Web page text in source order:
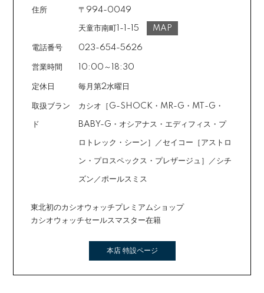
住所 〒994-0049
天童市南町1-1-15 MAP
電話番号 023-654-5626
営業時間 10:00～18:30
定休日 毎月第2水曜日
取扱ブラン
ド
カシオ［G-SHOCK・MR-G・MT-G・
BABY-G・オシアナス・エディフィス・プ
ロトレック・シーン］／セイコー［アストロ
ン・プロスペックス・プレザージュ］／シチ
ズン／ポールスミス
東北初のカシオウォッチプレミアムショップ
カシオウォッチセールスマスター在籍
本店 特設ページ